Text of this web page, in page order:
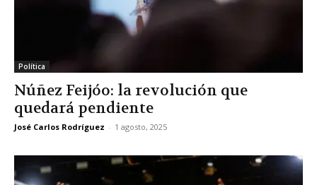
Política
Núñez Feijóo: la revolución que
quedará pendiente
José Carlos Rodríguez - 1 agosto, 2025